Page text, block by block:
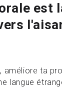
est
améliore ta
langue